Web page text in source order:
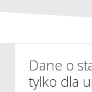
Dane o
tylko dla